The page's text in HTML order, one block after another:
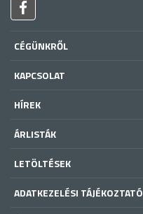
CÉGÜNKRŐL
KAPCSOLAT
HÍREK
ÁRLISTÁK
LETÖLTÉSEK
ADATKEZELÉSI TÁJÉKOZTATÓ